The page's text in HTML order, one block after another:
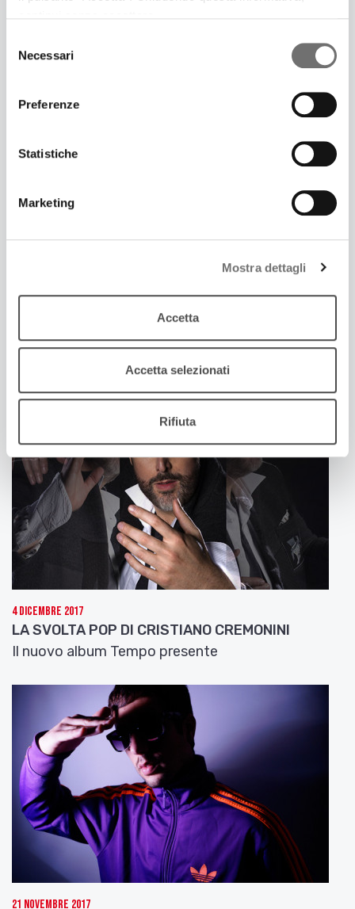
delNecessari
Preferenze
Statistiche
Marketing
Mostra dettagli
Accetta
Accetta selezionati
Rifiuta
LE FREQUENZE DI TESLA
SI TORNA A DANZARE CON “MI CHIAMO
Rimasterizzati in un doppio cd brani originali e
4 Dicembre 2017
LA SVOLTA POP DI CRISTIANO CREMONINI
Il nuovo album Tempo presente
21 Novembre 2017